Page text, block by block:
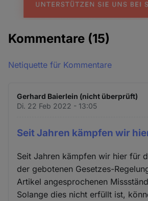
Kommentare (15)
Netiquette für Kommentare
Gerhard Baierlein (nicht überprüft)
Di. 22 Feb 2022 - 13:05
Seit Jahren kämpfen wir
Seit Jahren kämpfen wir hier für
der gebotenen Gesetzes-
Artikel angesprochenen
Solange dies nicht erfüllt ist,